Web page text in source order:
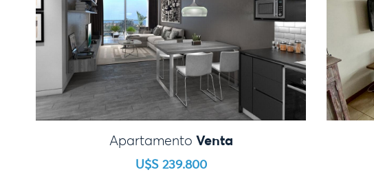
Apartamento Venta
U$S 239.800